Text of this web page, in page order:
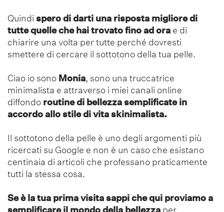
Quindi spero di darti una risposta migliore di
tutte quelle che hai trovato fino ad ora e di
chiarire una volta per tutte perché dovresti
smettere di cercare il sottotono della tua pelle.
Ciao io sono Monia, sono una truccatrice
minimalista e attraverso i miei canali online
diffondo routine di bellezza semplificate in
accordo allo stile di vita skinimalista.
Il sottotono della pelle è uno degli argomenti più
ricercati su Google e non è un caso che esistano
centinaia di articoli che professano praticamente
tutti la stessa cosa.
Se è la tua prima visita sappi che qui proviamo a
semplificare il mondo della bellezza per